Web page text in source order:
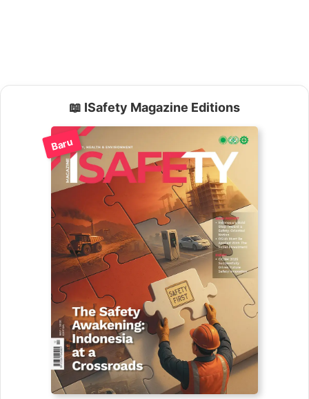
📖 ISafety Magazine Editions
Baru